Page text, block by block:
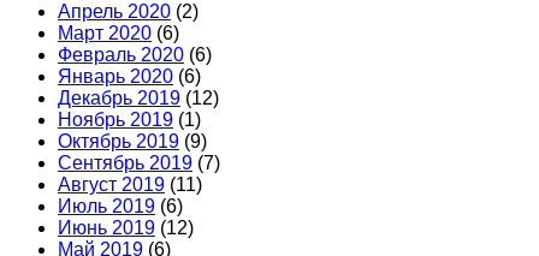
Апрель 2020 (2)
Март 2020 (6)
Февраль 2020 (6)
Январь 2020 (6)
Декабрь 2019 (12)
Ноябрь 2019 (1)
Октябрь 2019 (9)
Сентябрь 2019 (7)
Август 2019 (11)
Июль 2019 (6)
Июнь 2019 (12)
Май 2019 (6)